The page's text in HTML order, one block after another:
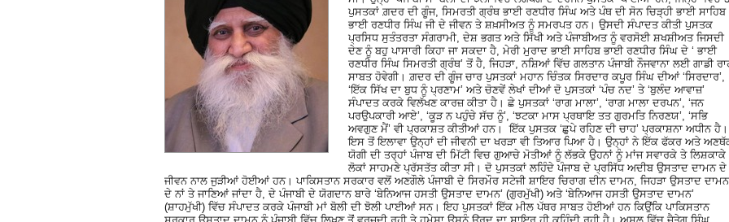
ਪੁਸਤਕਾਂ ਗ਼ਦਰ ਦੀ ਗੂੰਜ, ਸਿਮਰਤੀ ਗ੍ਰੰਥ ਭਾਈ ਰਣਧੀਰ ਸਿੰਘ ਅਤੇ ਪੰਥ ਦੀ ਸੋਨ ਚਿੜ੍ਹੀ ਭਾਈ ਸਾਹਿਬ
ਭਾਈ ਰਣਧੀਰ ਸਿੰਘ ਜੀ ਦੇ ਜੀਵਨ ਤੇ ਸ਼ਖ਼ਸੀਅਤ ਨੂੰ ਸਮਰਪਤ ਹਨ। ਉਸਦੀ ਸੰਪਾਦਤ ਕੀਤੀ ਪੁਸਤਕ
ਪ੍ਰਸਿਧ ਸੁਤੰਤਰਤਾ ਸੰਗਰਾਮੀ, ਦੇਸ਼ ਭਗਤ ਅਤੇ ਸਿੱਖੀ ਅਤੇ ਪੰਜਾਬੀਅਤ ਨੂੰ ਵਰਸੋਈ ਸ਼ਖਸ਼ੀਅਤ ਜਿਸਦੀ
ਦੇਣ ਨੂੰ ਬਹੁ ਪਾਸਾਰੀ ਕਿਹਾ ਜਾ ਸਕਦਾ ਹੈ, ਮੇਰੀ ਮੁਰਾਦ ਭਾਈ ਸਾਹਿਬ ਭਾਈ ਰਣਧੀਰ ਸਿੰਘ ਦੇ ‘ ਭਾਈ
ਰਣਧੀਰ ਸਿੰਘ ਸਿਮਰਤੀ ਗ੍ਰੰਥ’ ਤੋਂ ਹੈ, ਜਿਹੜਾ, ਨਸ਼ਿਆਂ ਵਿੱਚ ਗਲਤਾਨ ਪੰਜਾਬੀ ਨੌਜਵਾਨਾ ਲਈ ਗਾਡੀ
ਸਾਬਤ ਹੋਵੇਗੀ। ਗ਼ਦਰ ਦੀ ਗੂੰਜ ਚਾਰ ਪੁਸਤਕਾਂ ਮਹਾਨ ਚਿੰਤਕ ਸਿਰਦਾਰ ਕਪੂਰ ਸਿੰਘ ਦੀਆਂ ‘ਸਿਰਦਾਰ’,
‘ਇੱਕ ਸਿੱਖ ਦਾ ਬੁਧ ਨੂੰ ਪ੍ਰਣਾਮ’ ਅਤੇ ਚੋਣਵੇਂ ਲੇਖਾਂ ਦੀਆਂ ਦੋ ਪੁਸਤਕਾਂ ‘ਪੰਚ ਨਦ’ ਤੇ ‘ਬੁਲੰਦ ਆਵਾਜ਼’
ਸੰਪਾਦਤ ਕਰਕੇ ਵਿਲੱਖਣ ਕਾਰਜ਼ ਕੀਤਾ ਹੈ। ਛੇ ਪੁਸਤਕਾਂ ‘ਰਾਗ ਮਾਲਾ’, ‘ਰਾਗ ਮਾਲਾ ਦਰਪਨ’, ‘ਜਨ
ਪਰਉਪਕਾਰੀ ਆਏ’, ‘ਕੂੜ ਨ ਪਹੁੰਚੇ ਸੱਚ ਨੂੰ’, ‘ਝਟਕਾ ਮਾਸ ਪ੍ਰਥਾਇ ਤਤ ਗੁਰਮਤਿ ਨਿਰਣਯ’, ‘ਸਭਿ
ਅਵਗੁਣ ਮੈਂ’ ਵੀ ਪ੍ਰਕਾਸ਼ਤ ਕੀਤੀਆਂ ਹਨ। ਇੱਕ ਪੁਸਤਕ ‘ਛੁਪੇ ਰਹਿਣ ਦੀ ਚਾਹ’ ਪ੍ਰਕਾਸ਼ਨਾ ਅਧੀਨ ਹੈ।
ਇਸ ਤੋਂ ਇਲਾਵਾ ਉਨ੍ਹਾਂ ਦੀ ਜੀਵਨੀ ਦਾ ਖਰੜਾ ਵੀ ਤਿਆਰ ਪਿਆ ਹੈ। ਉਨ੍ਹਾਂ ਨੇ ਇੱਕ ਫੱਕਰ ਅਤੇ
ਯੋਗੀ ਦੀ ਤਰ੍ਹਾਂ ਪੰਜਾਬ ਦੀ ਮਿੱਟੀ ਵਿਚ ਗੁਆਚੇ ਮੋਤੀਆਂ ਨੂੰ ਲੱਭਕੇ ਉਹਨਾਂ ਨੂੰ ਮਾਂਜ ਸਵਾਰਕੇ ਤੇ ਲਿਸ਼ਕਾਕੇ
ਲੋਕਾਂ ਸਾਹਮਣੇ ਪ੍ਰੱਸਤੱਤ ਕੀਤਾ ਸੀ। ਦੋ ਪੁਸਤਕਾਂ ਲਹਿੰਦੇ ਪੰਜਾਬ ਦੇ ਪ੍ਰਸਿੱਧ ਅਦੀਬ ਉਸਤਾਦ ਦਾਮਨ ਦੇ
ਜੀਵਨ ਨਾਲ ਜੁੜੀਆਂ ਹੋਈਆਂ ਹਨ। ਪਾਕਿਸਤਾਨ ਸਰਕਾਰ ਵਲੋਂ ਅਣਗੌਲੇ ਪੰਜਾਬੀ ਦੇ ਸਿਰਮੌਰ ਸਟੇਜੀ ਸ਼ਾਇਰ ਚਿਰਾਗ ਦੀਨ ਦਾਮਨ, ਜਿਹੜਾ ਉਸਤਾਦ ਦਾਮਨ
ਦੇ ਨਾਂ ਤੇ ਜਾਣਿਆਂ ਜਾਂਦਾ ਹੈ, ਦੇ ਪੰਜਾਬੀ ਦੇ ਯੋਗਦਾਨ ਬਾਰੇ ‘ਬੇਨਿਆਜ ਹਸਤੀ ਉਸਤਾਦ ਦਾਮਨ’ (ਗੁਰਮੁੱਖੀ) ਅਤੇ ‘ਬੇਨਿਆਜ ਹਸਤੀ ਉਸਤਾਦ ਦਾਮਨ’
(ਸ਼ਾਹਮੁੱਖੀ) ਵਿੱਚ ਸੰਪਾਦਤ ਕਰਕੇ ਪੰਜਾਬੀ ਮਾਂ ਬੋਲੀ ਦੀ ਝੋਲੀ ਪਾਈਆਂ ਸਨ। ਇਹ ਪੁਸਤਕਾਂ ਇੱਕ ਮੀਲ ਪੱਥਰ ਸਾਬਤ ਹੋਈਆਂ ਹਨ ਕਿਉਂਕਿ ਪਾਕਿਸਤਾਨ